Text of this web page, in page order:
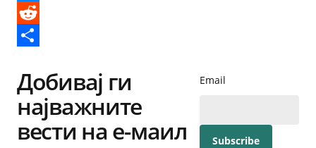
Messenger
Reddit
Добивај ги
најважните
вести на е-маил
Email